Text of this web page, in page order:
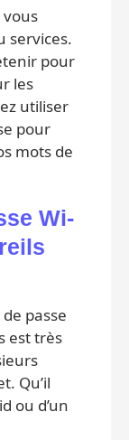
services.
pour
les
utiliser
pour
mots de
Wi-
passe
est très
Qu’il
ou d’un